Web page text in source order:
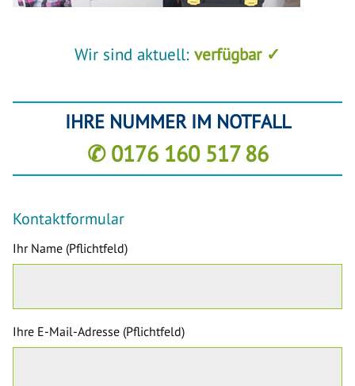
Wir sind aktuell: verfügbar ✓
IHRE NUMMER IM NOTFALL
✆ 0176 160 517 86
Kontaktformular
Ihr Name (Pflichtfeld)
Ihre E-Mail-Adresse (Pflichtfeld)